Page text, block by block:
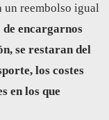
reembolso igual
de encargarnos
se restaran del
los costes
en los que